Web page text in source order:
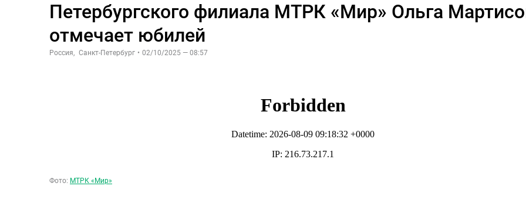
Петербургского филиала МТРК «Мир» Ольга
отмечает юбилей
Россия, Санкт-Петербург • 02/10/2025 — 08:57
Фото: МТРК «Мир»